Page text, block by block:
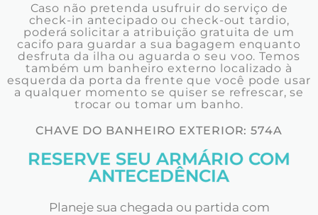
Caso não pretenda usufruir do serviço de
check-in antecipado ou check-out tardio,
poderá solicitar a atribuição gratuita de um
cacifo para guardar a sua bagagem enquanto
desfruta da ilha ou aguarda o seu voo. Temos
também um banheiro externo localizado à
esquerda da porta da frente que você pode usar
a qualquer momento se quiser se refrescar, se
trocar ou tomar um banho.
CHAVE DO BANHEIRO EXTERIOR: 574A
RESERVE SEU ARMÁRIO COM
ANTECEDÊNCIA
Planeje sua chegada ou partida com